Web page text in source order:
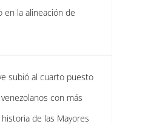
en la alineación de
subió al cuarto puesto
con más
de las Mayores